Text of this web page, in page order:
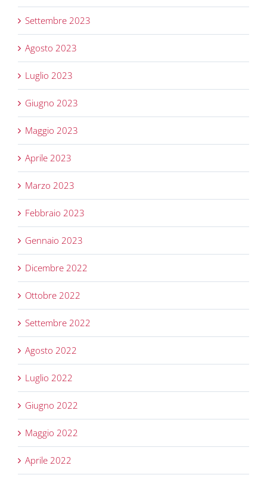
Settembre 2023
Agosto 2023
Luglio 2023
Giugno 2023
Maggio 2023
Aprile 2023
Marzo 2023
Febbraio 2023
Gennaio 2023
Dicembre 2022
Ottobre 2022
Settembre 2022
Agosto 2022
Luglio 2022
Giugno 2022
Maggio 2022
Aprile 2022